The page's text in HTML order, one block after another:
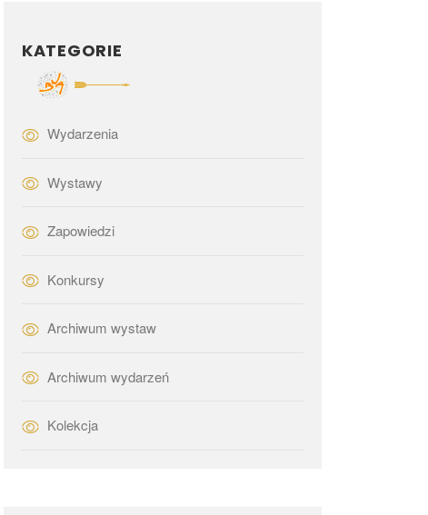
KATEGORIE
Wydarzenia
Wystawy
Zapowiedzi
Konkursy
Archiwum wystaw
Archiwum wydarzeń
Kolekcja